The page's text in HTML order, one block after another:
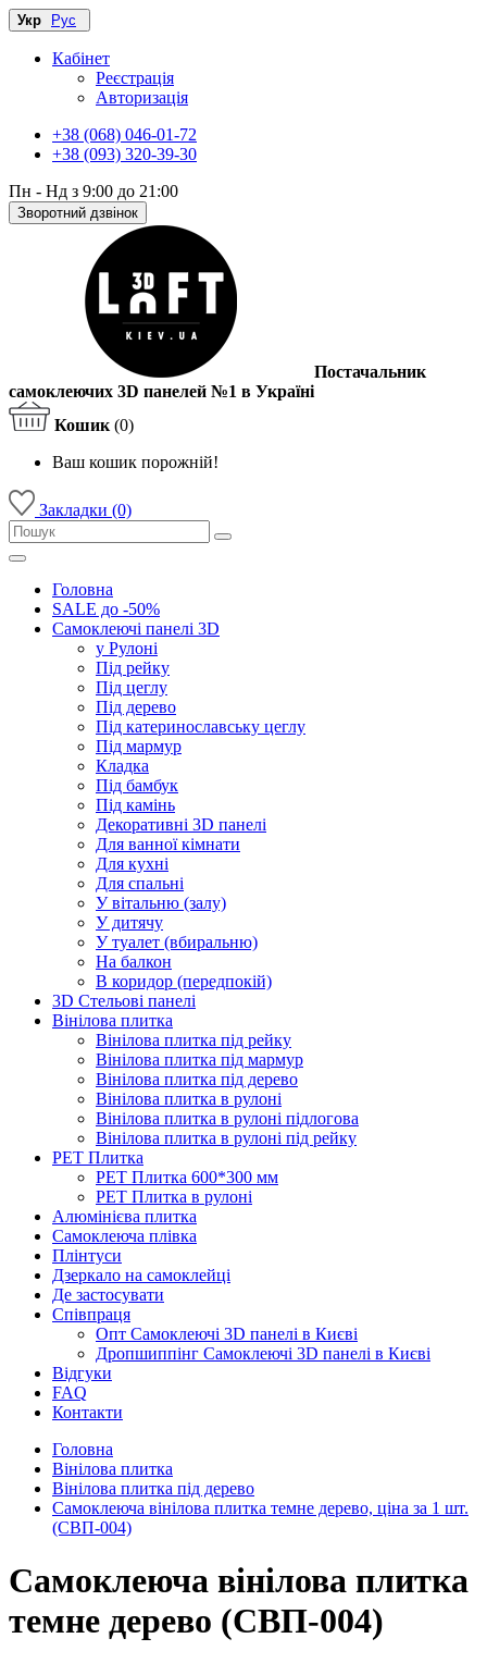
Укр Рус
Кабінет
Реєстрація
Авторизація
+38 (068) 046-01-72
+38 (093) 320-39-30
Пн - Нд з 9:00 до 21:00
Зворотний дзвінок
Постачальник
самоклеючих 3D панелей №1 в Україні
Кошик (0)
Ваш кошик порожній!
Закладки (0)
Головна
SALE до -50%
Самоклеючі панелі 3D
у Рулоні
Під рейку
Під цеглу
Під дерево
Під катеринославську цеглу
Під мармур
Кладка
Під бамбук
Під камінь
Декоративні 3D панелі
Для ванної кімнати
Для кухні
Для спальні
У вітальню (залу)
У дитячу
У туалет (вбиральню)
На балкон
В коридор (передпокій)
3D Стельові панелі
Вінілова плитка
Вінілова плитка під рейку
Вінілова плитка під мармур
Вінілова плитка під дерево
Вінілова плитка в рулоні
Вінілова плитка в рулоні підлогова
Вінілова плитка в рулоні під рейку
PET Плитка
PET Плитка 600*300 мм
PET Плитка в рулоні
Алюмінієва плитка
Самоклеюча плівка
Плінтуси
Дзеркало на самоклейці
Де застосувати
Співпраця
Опт Самоклеючі 3D панелі в Києві
Дропшиппінг Самоклеючі 3D панелі в Києві
Відгуки
FAQ
Контакти
Головна
Вінілова плитка
Вінілова плитка під дерево
Самоклеюча вінілова плитка темне дерево, ціна за 1 шт.
(СВП-004)
Самоклеюча вінілова плитка
темне дерево (СВП-004)